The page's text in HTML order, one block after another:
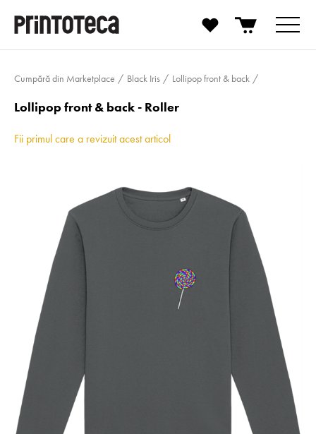
Cumpără din Marketplace Black Iris Lollipop front & back
Lollipop front & back - Roller
Fii primul care a revizuit acest articol